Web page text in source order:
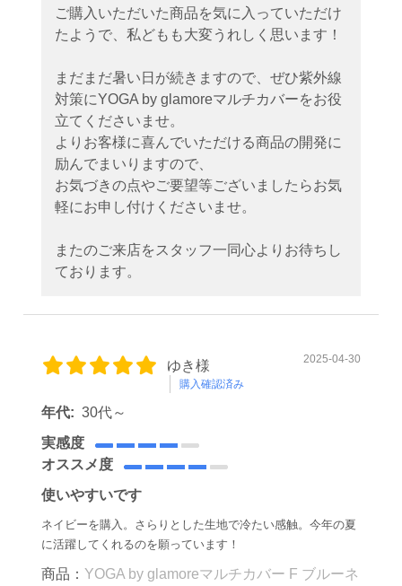
ご購入いただいた商品を気に入っていただけ
たようで、私どもも大変うれしく思います！
まだまだ暑い日が続きますので、ぜひ紫外線
対策にYOGA by glamoreマルチカバーをお役
立てくださいませ。
よりお客様に喜んでいただける商品の開発に
励んでまいりますので、
お気づきの点やご要望等ございましたらお気
軽にお申し付けくださいませ。
またのご来店をスタッフ一同心よりお待ちし
ております。
ゆき様
購入確認済み
2025-04-30
年代: 30代～
実感度
オススメ度
使いやすいです
ネイビーを購入。さらりとした生地で冷たい感触。今年の夏
に活躍してくれるのを願っています！
商品： YOGA by glamoreマルチカバー F ブルーネ